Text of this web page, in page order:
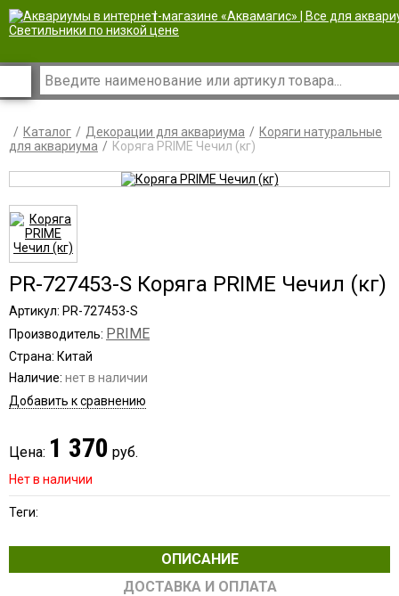
|
Каталог Декорации для аквариума
Коряги натуральные
для аквариума
Коряга PRIME Чечил (кг)
PR-727453-S Коряга PRIME Чечил (кг)
Артикул: PR-727453-S
Производитель: PRIME
Страна: Китай
Наличие: нет в наличии
Добавить к сравнению
Цена: 1 370 руб.
Нет в наличии
Теги:
ОПИСАНИЕ
ДОСТАВКА И ОПЛАТА